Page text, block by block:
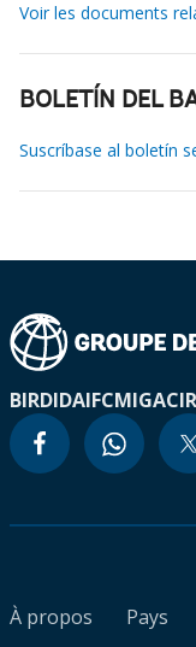
Voir les documents
BOLETÍN DEL
Suscríbase al boletín
BIRDIDAIFCMIGA
À propos
Pays